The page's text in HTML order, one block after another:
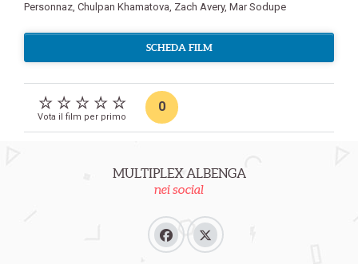
Personnaz, Chulpan Khamatova, Zach Avery, Mar Sodupe
SCHEDA FILM
Vota il film per primo
0
MULTIPLEX ALBENGA
nei social